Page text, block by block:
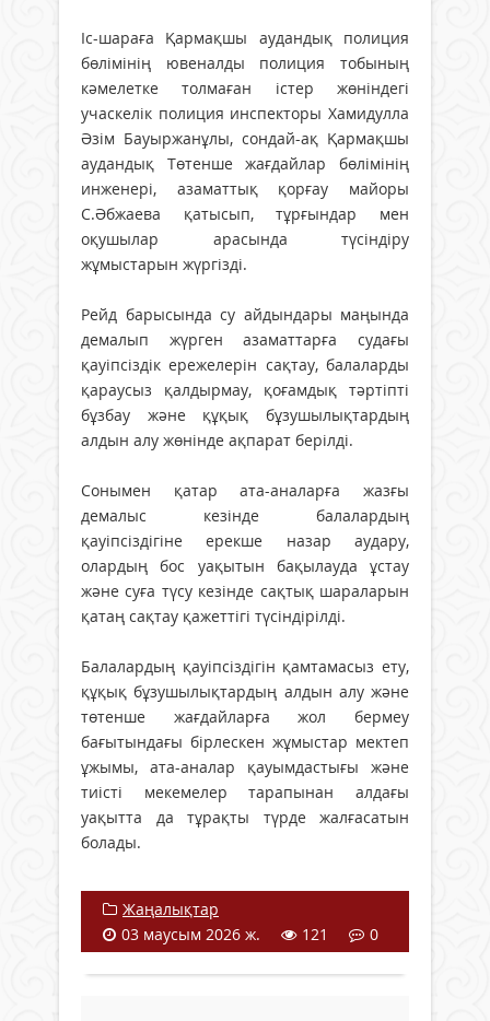
Іс-шараға Қармақшы аудандық полиция
бөлімінің ювеналды полиция тобының
кәмелетке толмаған істер жөніндегі
учаскелік полиция инспекторы Хамидулла
Әзім Бауыржанұлы, сондай-ақ Қармақшы
аудандық Төтенше жағдайлар бөлімінің
инженері, азаматтық қорғау майоры
С.Әбжаева қатысып, тұрғындар мен
оқушылар арасында түсіндіру
жұмыстарын жүргізді.
Рейд барысында су айдындары маңында
демалып жүрген азаматтарға судағы
қауіпсіздік ережелерін сақтау, балаларды
қараусыз қалдырмау, қоғамдық тәртіпті
бұзбау және құқық бұзушылықтардың
алдын алу жөнінде ақпарат берілді.
Сонымен қатар ата-аналарға жазғы
демалыс кезінде балалардың
қауіпсіздігіне ерекше назар аудару,
олардың бос уақытын бақылауда ұстау
және суға түсу кезінде сақтық шараларын
қатаң сақтау қажеттігі түсіндірілді.
Балалардың қауіпсіздігін қамтамасыз ету,
құқық бұзушылықтардың алдын алу және
төтенше жағдайларға жол бермеу
бағытындағы бірлескен жұмыстар мектеп
ұжымы, ата-аналар қауымдастығы және
тиісті мекемелер тарапынан алдағы
уақытта да тұрақты түрде жалғасатын
болады.
Жаңалықтар
03 маусым 2026 ж.
121 0